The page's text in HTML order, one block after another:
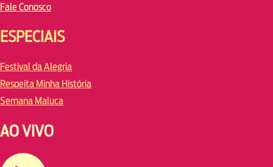
Fale Conosco
ESPECIAIS
Festival da Alegria
Respeita Minha História
Semana Maluca
AO VIVO